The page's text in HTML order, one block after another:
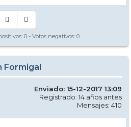
0 - Votos negativos: 0
Formigal
Enviado: 15-12-2017 13:09
Registrado: 14 años antes
Mensajes: 410